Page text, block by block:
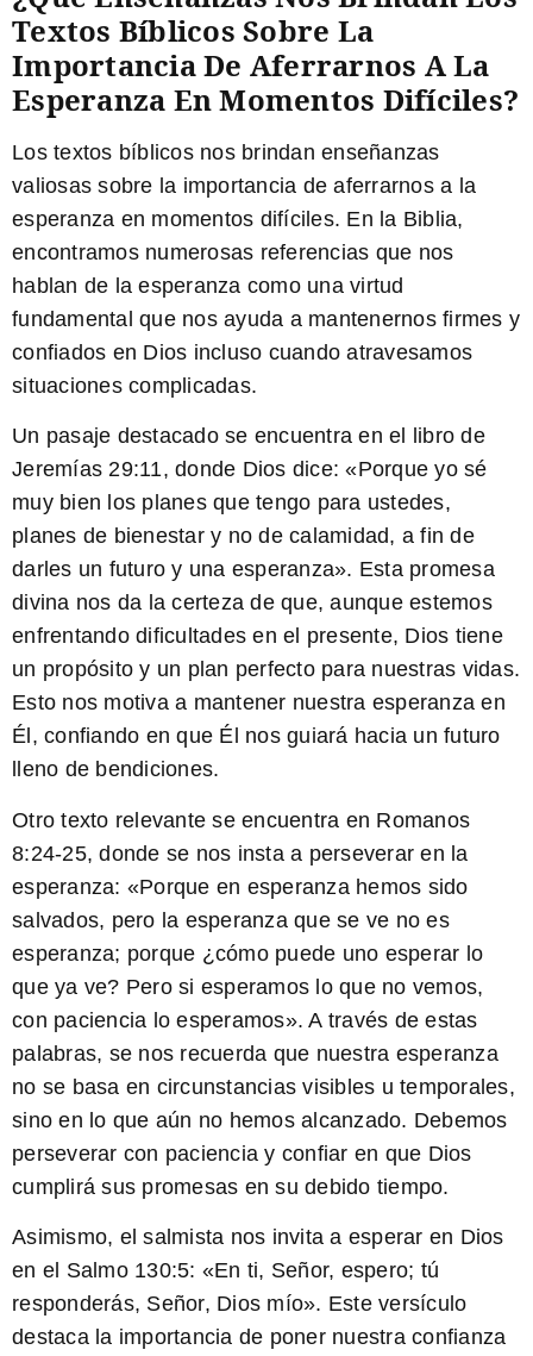
Textos Bíblicos Sobre La
Importancia De Aferrarnos A La
Esperanza En Momentos Difíciles?
Los textos bíblicos nos brindan enseñanzas
valiosas sobre la importancia de aferrarnos a la
esperanza en momentos difíciles. En la Biblia,
encontramos numerosas referencias que nos
hablan de la esperanza como una virtud
fundamental que nos ayuda a mantenernos firmes y
confiados en Dios incluso cuando atravesamos
situaciones complicadas.
Un pasaje destacado se encuentra en el libro de
Jeremías 29:11, donde Dios dice: «Porque yo sé
muy bien los planes que tengo para ustedes,
planes de bienestar y no de calamidad, a fin de
darles un futuro y una esperanza». Esta promesa
divina nos da la certeza de que, aunque estemos
enfrentando dificultades en el presente, Dios tiene
un propósito y un plan perfecto para nuestras vidas.
Esto nos motiva a mantener nuestra esperanza en
Él, confiando en que Él nos guiará hacia un futuro
lleno de bendiciones.
Otro texto relevante se encuentra en Romanos
8:24-25, donde se nos insta a perseverar en la
esperanza: «Porque en esperanza hemos sido
salvados, pero la esperanza que se ve no es
esperanza; porque ¿cómo puede uno esperar lo
que ya ve? Pero si esperamos lo que no vemos,
con paciencia lo esperamos». A través de estas
palabras, se nos recuerda que nuestra esperanza
no se basa en circunstancias visibles u temporales,
sino en lo que aún no hemos alcanzado. Debemos
perseverar con paciencia y confiar en que Dios
cumplirá sus promesas en su debido tiempo.
Asimismo, el salmista nos invita a esperar en Dios
en el Salmo 130:5: «En ti, Señor, espero; tú
responderás, Señor, Dios mío». Este versículo
destaca la importancia de poner nuestra confianza